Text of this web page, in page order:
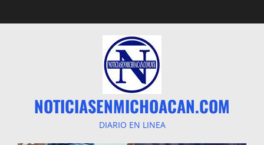
al
NOTICIASENMICHOACAN.COM
DIARIO EN LINEA